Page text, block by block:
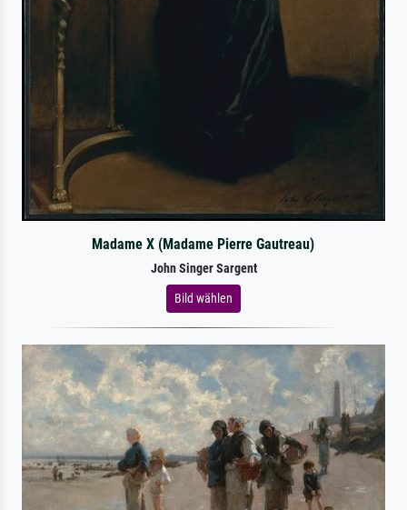
Madame X (Madame Pierre Gautreau)
John Singer Sargent
Bild wählen